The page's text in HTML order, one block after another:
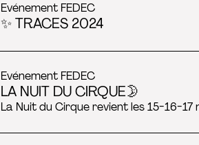
Evénement FEDEC
✨ TRACES 2024
Evénement FEDEC
LA NUIT DU CIRQUE🌛
La Nuit du Cirque revient les 15-16-